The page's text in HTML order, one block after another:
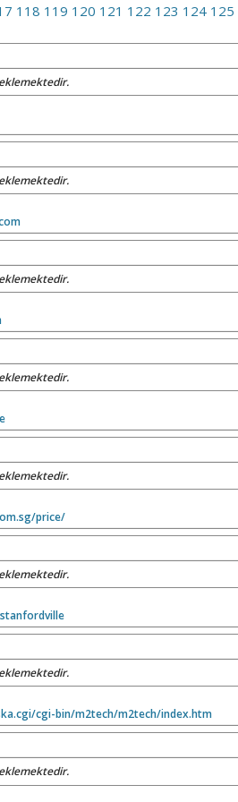
118 119 120 121 122 123 124 125
price/
cgi-bin/m2tech/m2tech/index.htm